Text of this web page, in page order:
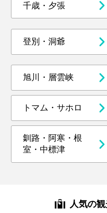
千歳・夕張
登別・洞爺
旭川・層雲峡
トマム・サホロ
釧路・阿寒・根
室・中標津
人気の